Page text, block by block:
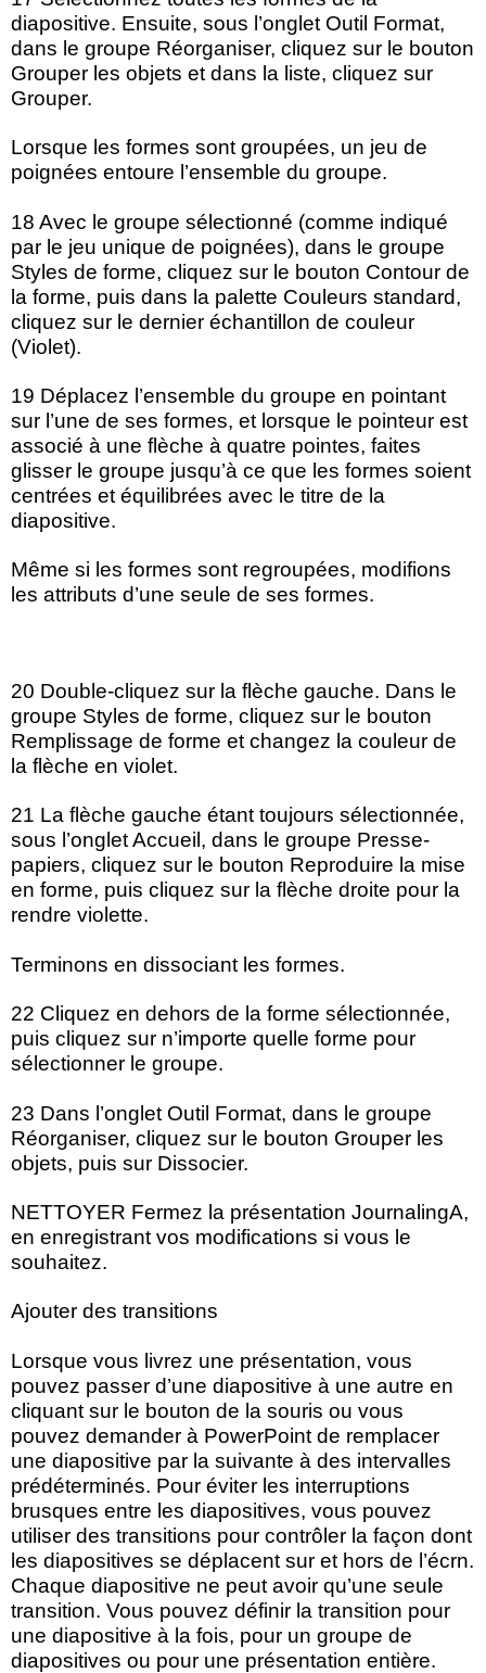
diapositive. Ensuite, sous l’onglet Outil Format,
dans le groupe Réorganiser, cliquez sur le bouton
Grouper les objets et dans la liste, cliquez sur
Grouper.
Lorsque les formes sont groupées, un jeu de
poignées entoure l’ensemble du groupe.
18 Avec le groupe sélectionné (comme indiqué
par le jeu unique de poignées), dans le groupe
Styles de forme, cliquez sur le bouton Contour de
la forme, puis dans la palette Couleurs standard,
cliquez sur le dernier échantillon de couleur
(Violet).
19 Déplacez l’ensemble du groupe en pointant
sur l’une de ses formes, et lorsque le pointeur est
associé à une flèche à quatre pointes, faites
glisser le groupe jusqu’à ce que les formes soient
centrées et équilibrées avec le titre de la
diapositive.
Même si les formes sont regroupées, modifions
les attributs d’une seule de ses formes.
20 Double-cliquez sur la flèche gauche. Dans le
groupe Styles de forme, cliquez sur le bouton
Remplissage de forme et changez la couleur de
la flèche en violet.
21 La flèche gauche étant toujours sélectionnée,
sous l’onglet Accueil, dans le groupe Presse-
papiers, cliquez sur le bouton Reproduire la mise
en forme, puis cliquez sur la flèche droite pour la
rendre violette.
Terminons en dissociant les formes.
22 Cliquez en dehors de la forme sélectionnée,
puis cliquez sur n’importe quelle forme pour
sélectionner le groupe.
23 Dans l’onglet Outil Format, dans le groupe
Réorganiser, cliquez sur le bouton Grouper les
objets, puis sur Dissocier.
NETTOYER Fermez la présentation JournalingA,
en enregistrant vos modifications si vous le
souhaitez.
Ajouter des transitions
Lorsque vous livrez une présentation, vous
pouvez passer d’une diapositive à une autre en
cliquant sur le bouton de la souris ou vous
pouvez demander à PowerPoint de remplacer
une diapositive par la suivante à des intervalles
prédéterminés. Pour éviter les interruptions
brusques entre les diapositives, vous pouvez
utiliser des transitions pour contrôler la façon dont
les diapositives se déplacent sur et hors de l’écrn.
Chaque diapositive ne peut avoir qu’une seule
transition. Vous pouvez définir la transition pour
une diapositive à la fois, pour un groupe de
diapositives ou pour une présentation entière.